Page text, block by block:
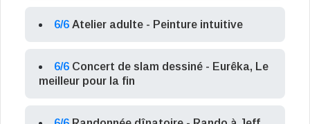
6/6 Atelier adulte - Peinture intuitive
6/6 Concert de slam dessiné - Eurêka, Le
meilleur pour la fin